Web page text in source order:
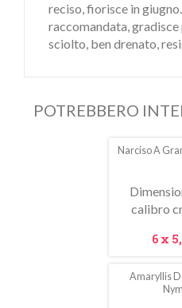
reciso, fiorisce in
raccomandata,
sciolto, ben drenato,
POTREBBERO
Narciso A
calibro
6 x
Amaryllis